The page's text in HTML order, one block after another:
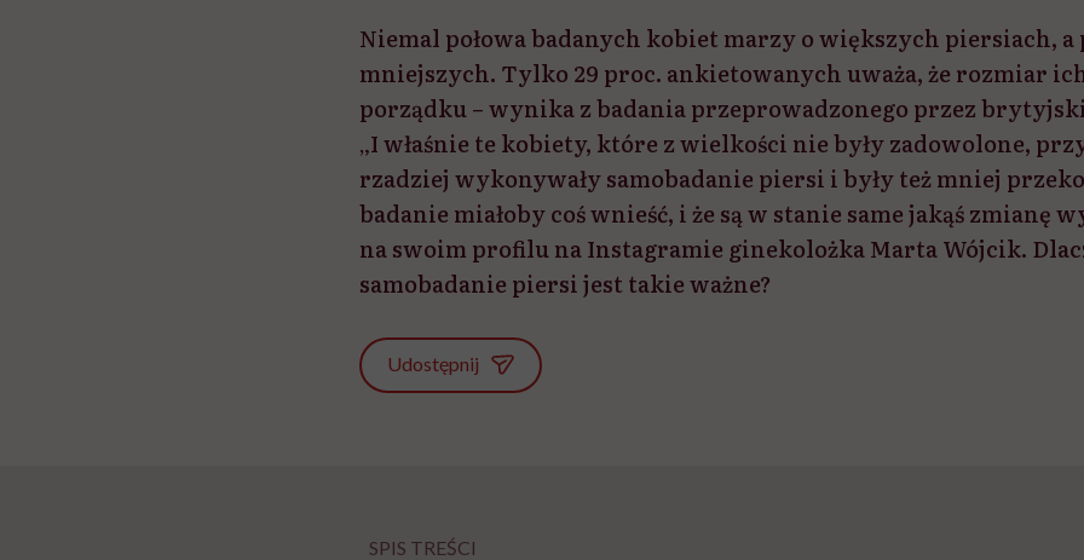
Niemal połowa badanych kobiet marzy o większych piersiach, a
mniejszych. Tylko 29 proc. ankietowanych uważa, że rozmiar
porządku – wynika z badania przeprowadzonego przez
„I właśnie te kobiety, które z wielkości nie były zadowolone,
rzadziej wykonywały samobadanie piersi i były też mniej
badanie miałoby coś wnieść, i że są w stanie same jakąś zmianę
na swoim profilu na Instagramie ginekolożka Marta Wójcik.
samobadanie piersi jest takie ważne?
Udostępnij
SPIS TREŚCI